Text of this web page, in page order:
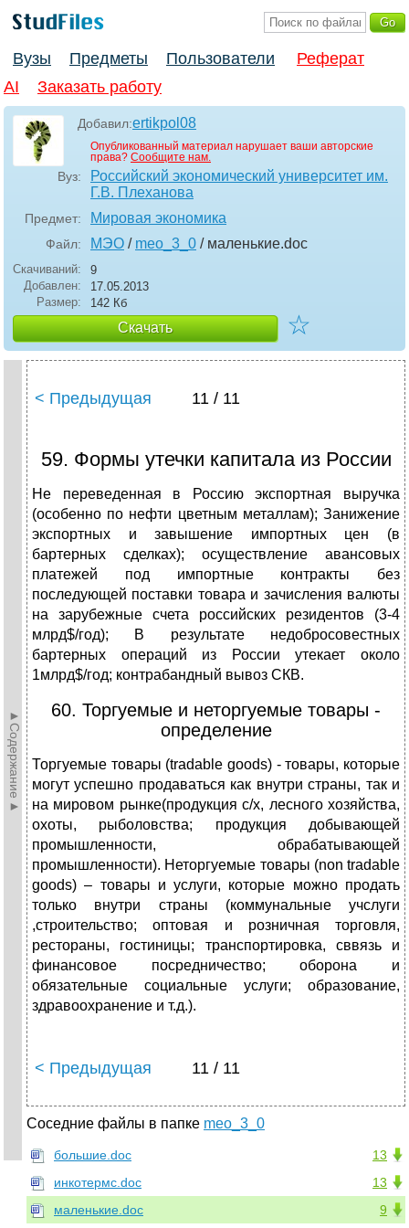
Вузы Предметы Пользователи
Реферат
AI
Заказать работу
Добавил:ertikpol08
Опубликованный материал нарушает ваши авторские
права? Сообщите нам.
Вуз:
Российский экономический университет им.
Г.В. Плеханова
Предмет: Мировая экономика
Файл: МЭО / meo_3_0 / маленькие.doc
Скачиваний:
9
Добавлен:
17.05.2013
Размер:
142 Кб
Скачать ☆
►Содержание►
< Предыдущая 11 / 11
59. Формы утечки капитала из России
Не переведенная в Россию экспортная выручка
(особенно по нефти цветным металлам); Занижение
экспортных и завышение импортных цен (в
бартерных сделках); осуществление авансовых
платежей под импортные контракты без
последующей поставки товара и зачисления валюты
на зарубежные счета российских резидентов (3-4
млрд$/год); В результате недобросовестных
бартерных операций из России утекает около
1млрд$/год; контрабандный вывоз СКВ.
60. Торгуемые и неторгуемые товары -
определение
Торгуемые товары (tradable goods) - товары, которые
могут успешно продаваться как внутри страны, так и
на мировом рынке(продукция с/х, лесного хозяйства,
охоты, рыболовства; продукция добывающей
промышленности, обрабатывающей
промышленности). Неторгуемые товары (non tradable
goods) – товары и услуги, которые можно продать
только внутри страны (коммунальные учслуги
,строительство; оптовая и розничная торговля,
рестораны, гостиницы; транспортировка, сввязь и
финансовое посредничество; оборона и
обязательные социальные услуги; образование,
здравоохранение и т.д.).
< Предыдущая 11 / 11
Соседние файлы в папке meo_3_0
13
большие.doc
13
инкотермс.doc
9
маленькие.doc